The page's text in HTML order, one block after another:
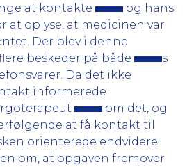
at kontakte
og hans
at oplyse, at medicinen var
Der blev i denne
beskeder på både
s
Da det ikke
informerede
om det, og
at få kontakt til
orienterede endvidere
om, at opgaven fremover